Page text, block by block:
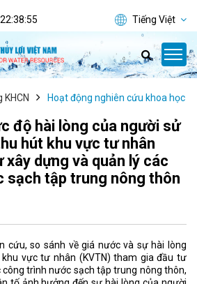
22:38:55 Tiếng Việt
KHCN Hoạt động nghiên cứu khoa học
độ hài lòng của người sử
hút khu vực tư nhân
dựng và quản lý các
sạch tập trung nông thôn
cứu, so sánh về giá nước và sự hài lòng
vực tư nhân (KVTN) tham gia đầu tư
trình nước sạch tập trung nông thôn,